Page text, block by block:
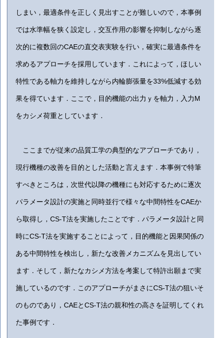
しまい，最適条件を正しく見出すことが難しいので，本事例
では水準幅を狭く設定し，交互作用の影響を抑制しながら逐
次的に複数回のCAEの直交表実験を行い，確実に最適条件を
求めるアプローチを採用しています．これによって，ほしい
特性である軸力を維持しながら内輪膨張量を33%低減する効
果を得ています．ここで，目的機能の出力ｙを軸力，入力M
をカシメ荷重としています．
ここまでが従来の品質工学の典型的なアプローチであり，
現行機種の改善を目的とした活動と言えます．本事例で特筆
すべきところは，次世代以降の機種にも対応するために逐次
パラメータ設計の実施と同時並行で様々な中間特性をCAEか
ら取得し，CS-T法を実施したことです．パラメータ設計と同
時にCS-T法を実施することによって，目的機能と因果関係の
ある中間特性を検出し，新たな改善メカニズムを見出してい
ます．そして，新たなカシメ方法を考案して特許出願まで実
施しているのです．このアプローチがまさにCS-T法の狙いそ
のものであり，CAEとCS-T法の親和性の高さを証明してくれ
た事例です．